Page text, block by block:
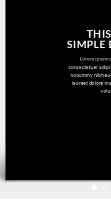
SIMPLE
Lorem ipsum
consectetuer
nonummy nibh
laoreet dolore